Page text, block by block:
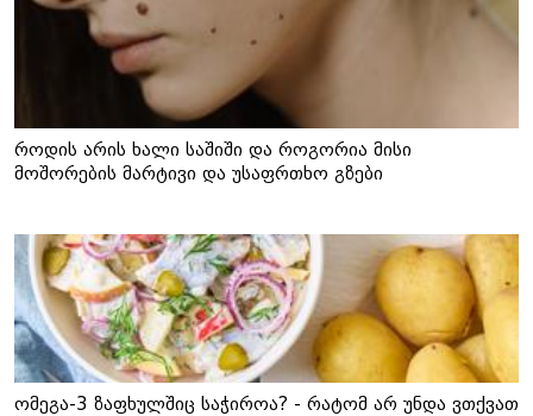
როდის არის ხალი საშიში და როგორია მისი
მოშორების მარტივი და უსაფრთხო გზები
ომეგა-3 ზაფხულშიც საჭიროა? - რატომ არ უნდა ვთქვათ